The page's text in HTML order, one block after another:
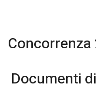
Concorrenza
Documenti